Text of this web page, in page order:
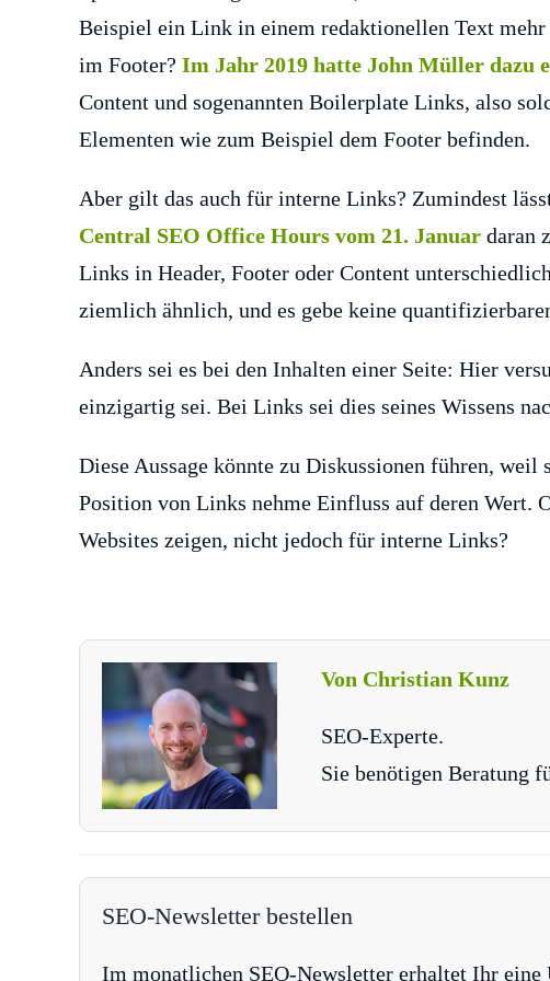
Beispiel ein Link in einem redaktionellen Text
im Footer? Im Jahr 2019 hatte John Müller dazu
Content und sogenannten Boilerplate Links, also
Elementen wie zum Beispiel dem Footer befinden.
Aber gilt das auch für interne Links? Zumindest
Central SEO Office Hours vom 21. Januar daran
Links in Header, Footer oder Content
ziemlich ähnlich, und es gebe keine
Anders sei es bei den Inhalten einer Seite: Hier
einzigartig sei. Bei Links sei dies seines Wissens
Diese Aussage könnte zu Diskussionen führen,
Position von Links nehme Einfluss auf deren Wert.
Websites zeigen, nicht jedoch für interne Links?
Von Christian Kunz
SEO-Experte.
Sie benötigen Beratung
SEO-Newsletter bestellen
Im monatlichen SEO-Newsletter erhaltet Ihr